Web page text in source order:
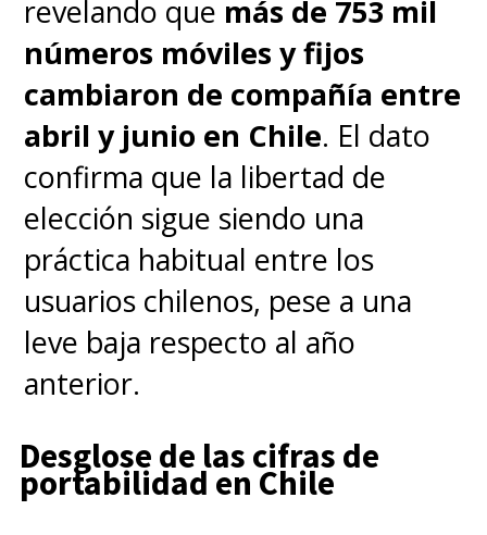
componentes que compra el
público general.
revelando que más de 753 mil
números móviles y fijos
cambiaron de compañía entre
abril y junio en Chile. El dato
confirma que la libertad de
elección sigue siendo una
práctica habitual entre los
usuarios chilenos, pese a una
leve baja respecto al año
anterior.
Desglose de las cifras de
portabilidad en Chile